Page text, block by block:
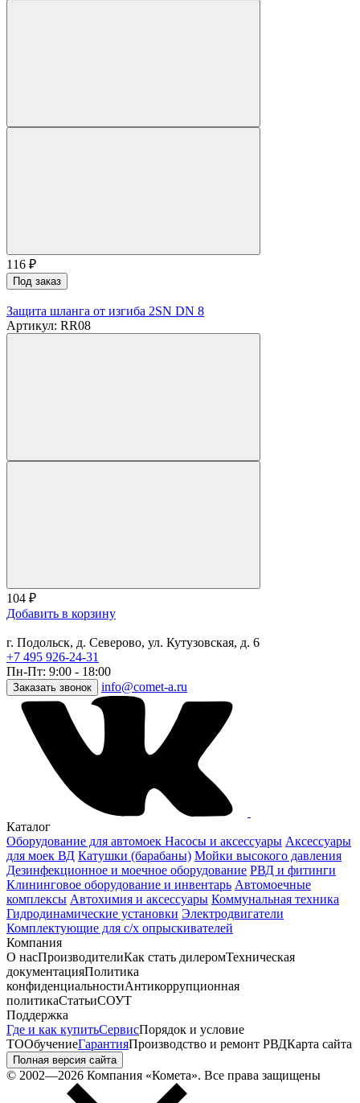
116 ₽
Под заказ
Защита шланга от изгиба 2SN DN 8
Артикул: RR08
104 ₽
Добавить в корзину
г. Подольск, д. Северово, ул. Кутузовская, д. 6
+7 495 926-24-31
Пн-Пт: 9:00 - 18:00
Заказать звонок info@comet-a.ru
Каталог
Оборудование для автомоек Насосы и аксессуары Аксессуары
для моек ВД Катушки (барабаны) Мойки высокого давления
Дезинфекционное и моечное оборудование РВД и фитинги
Клининговое оборудование и инвентарь Автомоечные
комплексы Автохимия и аксессуары Коммунальная техника
Гидродинамические установки Электродвигатели
Комплектующие для с/х опрыскивателей
Компания
О насПроизводителиКак стать дилеромТехническая
документацияПолитика
конфиденциальностиАнтикоррупционная
политикаСтатьиСОУТ
Поддержка
Где и как купитьСервисПорядок и условие
ТООбучениеГарантияПроизводство и ремонт РВДКарта сайта
Полная версия сайта
© 2002—2026 Компания «Комета». Все права защищены